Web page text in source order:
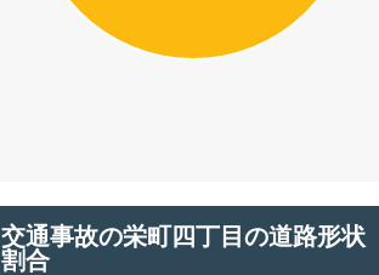
交通事故の栄町四丁目の道路形状
割合